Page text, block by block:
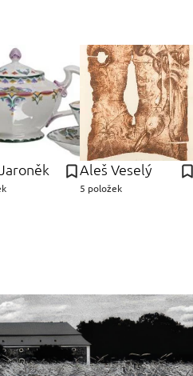
Aleš Veselý
5 položek